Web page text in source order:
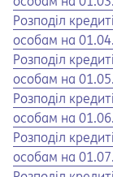
Opens in a new
Opens a pdf
Розподіл
особам на
Opens in a new
Opens a pdf
Розподіл
особам на
Opens in a new
Opens a pdf
Розподіл
особам на
Opens in a new
Opens a pdf
Розподіл
особам на